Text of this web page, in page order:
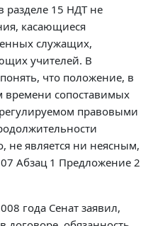
разделе 15 НДТ не
касающиеся
служащих,
учителей. В
что положение, в
времени сопоставимых
правовыми
не является ни неясным,
Абзац 1 Предложение 2
года Сенат заявил,